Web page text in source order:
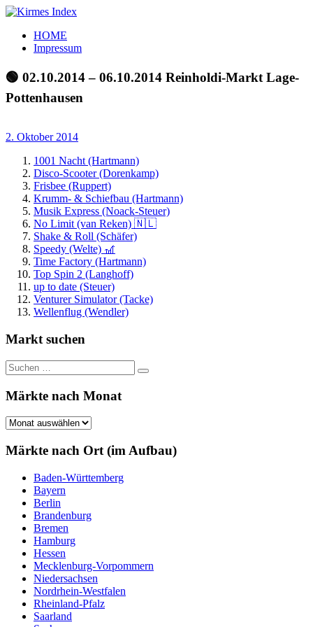
Zum
springen
Kirmes
Index
Tourpläne
der
letzten
Jahre
HOME
Impressum
🟢 02.10.2014 – 06.10.2014 Reinholdi-Markt Lage-
Pottenhausen
2. Oktober 2014
1001 Nacht (Hartmann)
Disco-Scooter (Dorenkamp)
Frisbee (Ruppert)
Krumm- & Schiefbau (Hartmann)
Musik Express (Noack-Steuer)
No Limit (van Reken) 🇳🇱
Shake & Roll (Schäfer)
Speedy (Welte) 🎢
Time Factory (Hartmann)
Top Spin 2 (Langhoff)
up to date (Steuer)
Venturer Simulator (Tacke)
Wellenflug (Wendler)
Markt suchen
Suchen
nach:
Suchen
Märkte nach Monat
Märkte
Monat
Märkte nach Ort (im Aufbau)
Baden-Württemberg
Bayern
Berlin
Brandenburg
Bremen
Hamburg
Hessen
Mecklenburg-Vorpommern
Niedersachsen
Nordrhein-Westfalen
Rheinland-Pfalz
Saarland